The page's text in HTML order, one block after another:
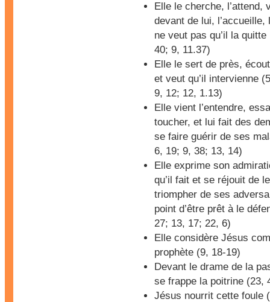
Elle le cherche, l’attend,
devant de lui, l’accueille,
ne veut pas qu’il la
40; 9, 11.37)
Elle le sert de près,
et veut qu’il intervienne
9, 12; 12, 1.13)
Elle vient l’entendre,
toucher, et lui fait des
se faire guérir de ses
6, 19; 9, 38; 13, 14)
Elle exprime son
qu’il fait et se réjouit de
triompher de ses
point d’être prêt à le
27; 13, 17; 22, 6)
Elle considère Jésus
prophète (9, 18-19)
Devant le drame de la
se frappe la poitrine (23,
Jésus nourrit cette foule